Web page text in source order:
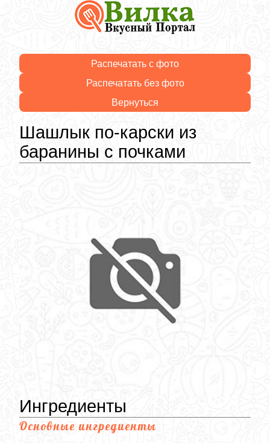
Распечатать с фото
Распечатать без фото
Вернуться
Шашлык по-карски из
баранины с почками
Ингредиенты
Основные ингредиенты